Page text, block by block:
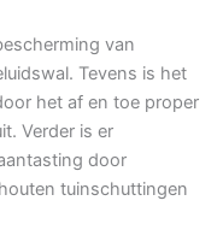
van
Tevens is het
het af en toe proper
Verder is er
door
tuinschuttingen